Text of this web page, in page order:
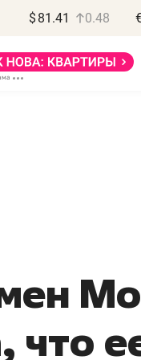
$ 81.41 0.48
что
бизнес может
минимум